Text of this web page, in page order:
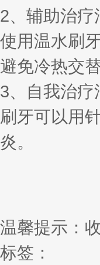
2、辅助治疗
使用温水刷
避免冷热交
3、自我治疗
刷牙可以用
炎。
温馨提示：
标签：